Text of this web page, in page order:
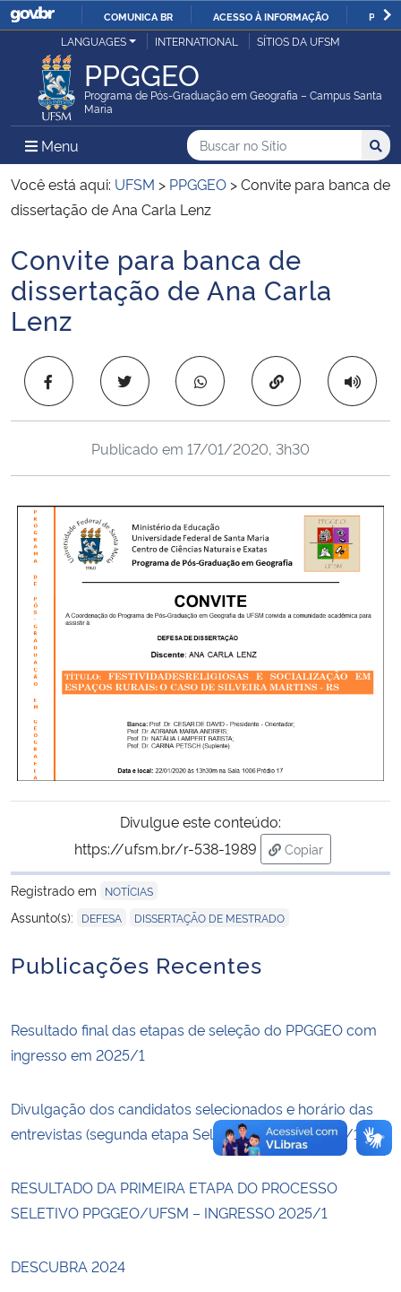
IR
O
COMUNICA BR ACESSO À INFORMAÇÃO
Ministério da Justiça e Segurança Pública
Ministério da Defesa
Ministério das Relações Exteriores
Ministério da Infraestrutura
Ministério da Agricultura, Pecuária e Abastecimento
Ministério da Educação
Ministério de Minas e Energia
Ministério da Ciência, Tecnologia, Inovações e Comunicações
Ministério do Meio Ambiente
Ministério do Turismo
Ministério do Desenvolvimento Regional
Controladoria-Geral da União
Secretaria-Geral
Secretaria de Governo
Banco Central do Brasil
LANGUAGES INTERNATIONAL SÍTIOS DA UFSM
PPGGEO
Programa de Pós-Graduação em Geografia – Campus Santa
Maria
Menu Menu Principal do Sítio
Busca
Buscar no no Sítio
Busca:
Você está aqui: UFSM > PPGGEO >Convite para banca de
dissertação de Ana Carla Lenz
Início do conteúdo
Convite para banca de
dissertação de Ana Carla
Lenz
Copiar para área
Publicado em 17/01/2020, 3h30
Divulgue este conteúdo:
https://ufsm.br/r-538-1989
Copiar
para área de
Registrado em
NOTÍCIAS
Assunto(s): DEFESA DISSERTAÇÃO DE MESTRADO
Publicações Recentes
Resultado final das etapas de seleção do PPGGEO com
ingresso em 2025/1
Divulgação dos candidatos selecionados e horário das
entrevistas (segunda etapa Seleção PPGGEO 2025/1)
RESULTADO DA PRIMEIRA ETAPA DO PROCESSO
SELETIVO PPGGEO/UFSM – INGRESSO 2025/1
DESCUBRA 2024